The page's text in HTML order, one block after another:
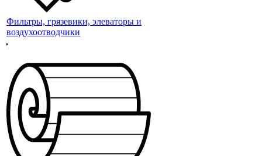
Фильтры, грязевики, элеваторы и
воздухоотводчики